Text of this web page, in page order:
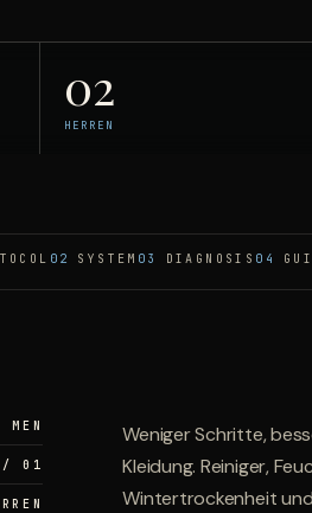
02
HERREN
02 SYSTEM 03 DIAGNOSIS 04
MEN
/ 01
Weniger Schritte,
Kleidung. Reiniger,
Wintertrockenheit